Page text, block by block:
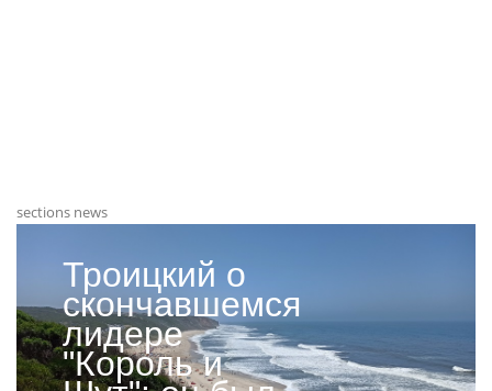
sections news
Троицкий о
скончавшемся
лидере
"Король и